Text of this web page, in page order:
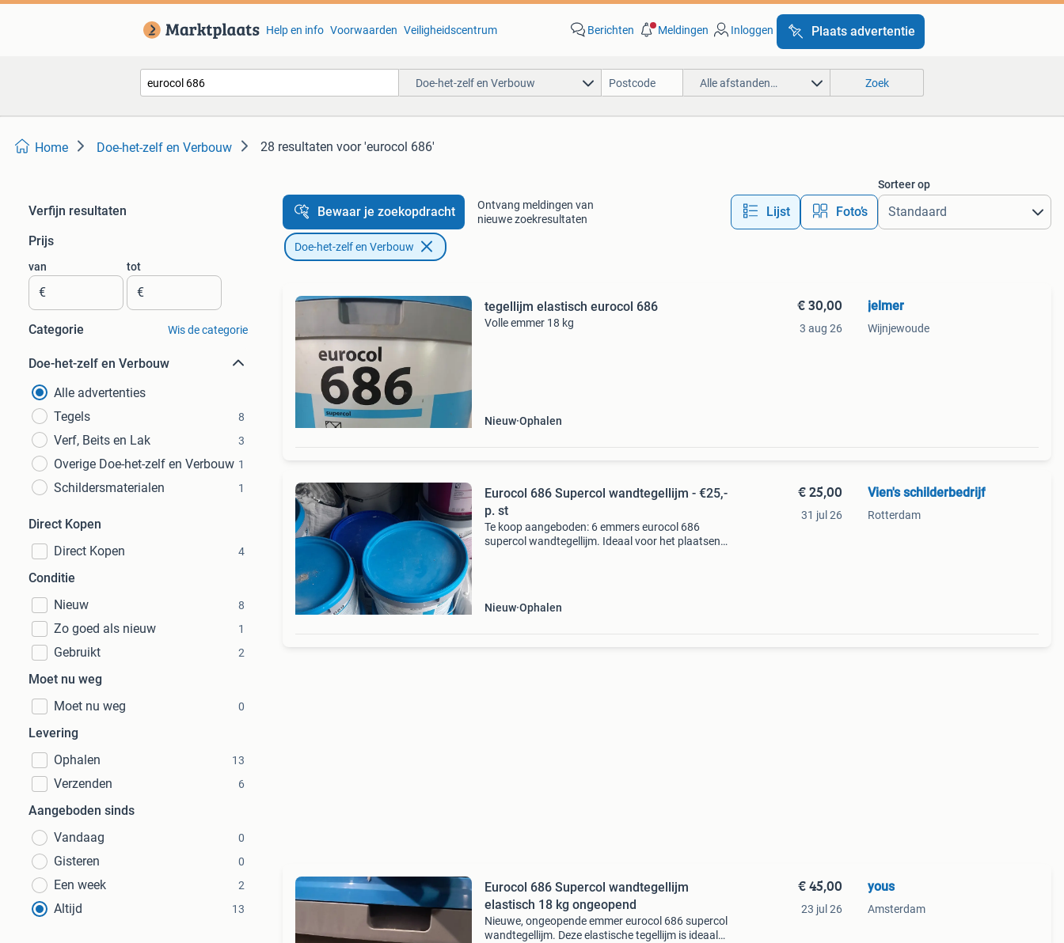
Help en info Voorwaarden Veiligheidscentrum Berichten Meldingen Inloggen Plaats advertentie
Doe-het-zelf en Verbouw Alle afstanden… Zoek
Home Doe-het-zelf en Verbouw 28 resultaten voor 'eurocol 686'
Verfijn resultaten
Prijs
van
€
tot
€
Categorie Wis de categorie
Doe-het-zelf en Verbouw
Alle advertenties
Tegels
8
Verf, Beits en Lak 3
Overige Doe-het-zelf en Verbouw 1
Schildersmaterialen 1
Direct Kopen
Direct Kopen
4
Conditie
Nieuw
8
Zo goed als nieuw 1
Gebruikt 2
Moet nu weg
Moet nu weg
0
Levering
Ophalen
13
Verzenden 6
Aangeboden sinds
Vandaag
0
Gisteren 0
Een week 2
Altijd 13
Bewaar je zoekopdracht
Ontvang meldingen van
nieuwe zoekresultaten
Lijst Foto’s
Sorteer op
Doe-het-zelf en Verbouw
tegellijm elastisch eurocol 686
Volle emmer 18 kg
Nieuw Ophalen
€ 30,00
3 aug 26
jelmer
Wijnjewoude
Eurocol 686 Supercol wandtegellijm - €25,-
p. st
Te koop aangeboden: 6 emmers eurocol 686
supercol wandtegellijm. Ideaal voor het plaatsen
Nieuw Ophalen
€ 25,00
31 jul 26
Vien's schilderbedrijf
Rotterdam
Eurocol 686 Supercol wandtegellijm
elastisch 18 kg ongeopend
Nieuwe, ongeopende emmer eurocol 686 supercol
wandtegellijm. Deze elastische tegellijm is ideaal
€ 45,00
23 jul 26
yous
Amsterdam